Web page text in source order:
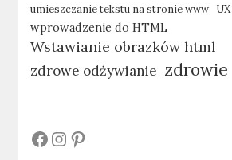
umieszczanie tekstu na stronie www UX
wprowadzenie do HTML
Wstawianie obrazków html
zdrowe odżywianie zdrowie
# # #